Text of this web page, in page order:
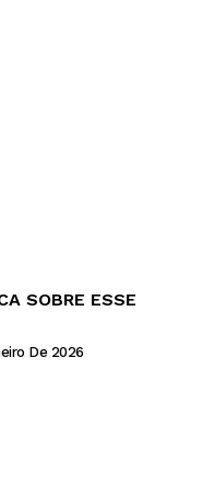
SOBRE ESSE
De 2026